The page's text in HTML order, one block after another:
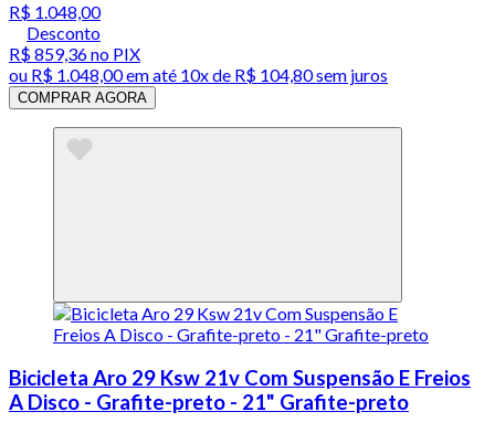
R$ 1.048,00
Desconto
R$ 859,36no PIX
ou R$ 1.048,00em até 10x de R$ 104,80 sem juros
COMPRAR AGORA
Bicicleta Aro 29 Ksw 21v Com Suspensão E Freios
A Disco - Grafite-preto - 21" Grafite-preto